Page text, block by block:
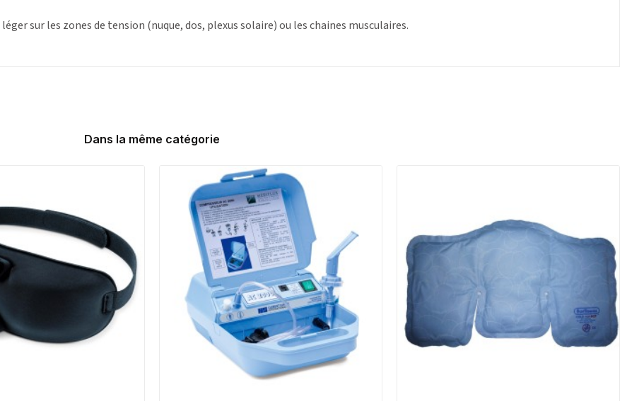
sur les zones de tension (nuque, dos, plexus solaire) ou les chaines musculaires.
Dans la même catégorie